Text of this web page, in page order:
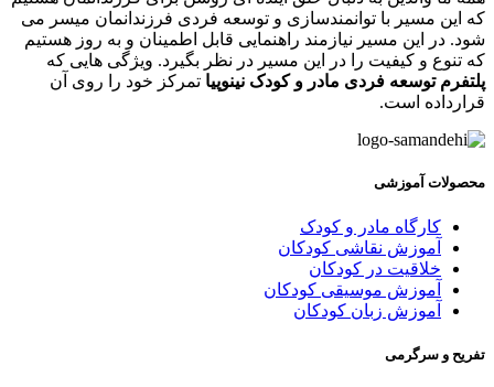
این مسیر با توانمندسازی و توسعه فردی فرزندانمان میسر می
در این مسیر نیازمند راهنمایی قابل اطمینان و به روز هستیم
تنوع و کیفیت را در این مسیر در نظر بگیرد. ویژگی هایی که
توسعه فردی مادر و کودک نینوپیاتمرکز خود را روی آن
است.
آموزشی
کارگاه مادر و کودک
آموزش نقاشی کودکان
خلاقیت در کودکان
آموزش موسیقی کودکان
آموزش زبان کودکان
و سرگرمی